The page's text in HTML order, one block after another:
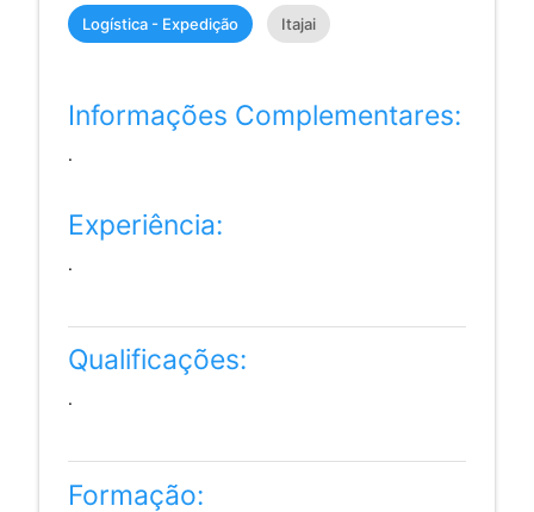
Logística - Expedição Itajai
Informações Complementares:
.
Experiência:
.
Qualificações:
.
Formação: